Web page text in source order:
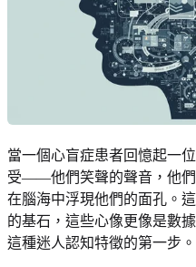
當一個心盲症患者回憶起一
受——他們笑聲的聲音，他
在腦海中浮現他們的面孔。
的基石，這些心像更像是數
這種迷人認知特徵的第一步。